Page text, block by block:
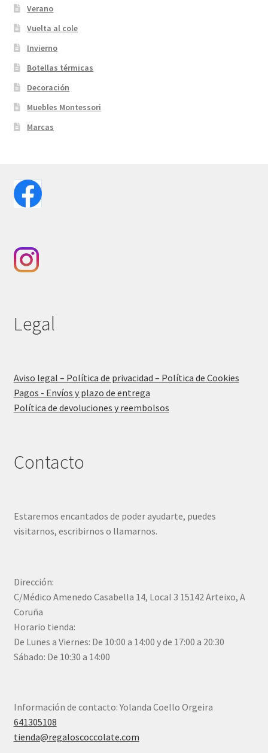
Verano
Vuelta al cole
Invierno
Botellas térmicas
Decoración
Muebles Montessori
Marcas
Legal
Aviso legal – Política de privacidad – Política de Cookies
Pagos - Envíos y plazo de entrega
Política de devoluciones y reembolsos
Contacto
Estaremos encantados de poder ayudarte, puedes
visitarnos, escribirnos o llamarnos.
Dirección:
C/Médico Amenedo Casabella 14, Local 3 15142 Arteixo, A
Coruña
Horario tienda:
De Lunes a Viernes: De 10:00 a 14:00 y de 17:00 a 20:30
Sábado: De 10:30 a 14:00
Información de contacto: Yolanda Coello Orgeira
641305108
tienda@regaloscoccolate.com